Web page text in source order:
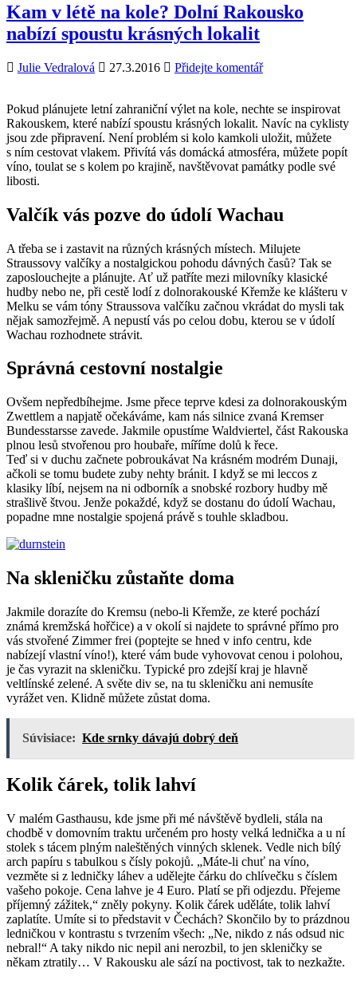
Kam v létě na kole? Dolní Rakousko
nabízí spoustu krásných lokalit
Julie Vedralová 27.3.2016 Přidejte komentář
Pokud plánujete letní zahraniční výlet na kole, nechte se inspirovat
Rakouskem, které nabízí spoustu krásných lokalit. Navíc na cyklisty
jsou zde připravení. Není problém si kolo kamkoli uložit, můžete
s ním cestovat vlakem. Přivítá vás domácká atmosféra, můžete popít
víno, toulat se s kolem po krajině, navštěvovat památky podle své
libosti.
Valčík vás pozve do údolí Wachau
A třeba se i zastavit na různých krásných místech. Milujete
Straussovy valčíky a nostalgickou pohodu dávných časů? Tak se
zaposlouchejte a plánujte. Ať už patříte mezi milovníky klasické
hudby nebo ne, při cestě lodí z dolnorakouské Křemže ke klášteru v
Melku se vám tóny Straussova valčíku začnou vkrádat do mysli tak
nějak samozřejmě. A nepustí vás po celou dobu, kterou se v údolí
Wachau rozhodnete strávit.
Správná cestovní nostalgie
Ovšem nepředbíhejme. Jsme přece teprve kdesi za dolnorakouským
Zwettlem a napjatě očekáváme, kam nás silnice zvaná Kremser
Bundesstarsse zavede. Jakmile opustíme Waldviertel, část Rakouska
plnou lesů stvořenou pro houbaře, míříme dolů k řece.
Teď si v duchu začnete pobroukávat Na krásném modrém Dunaji,
ačkoli se tomu budete zuby nehty bránit. I když se mi leccos z
klasiky líbí, nejsem na ni odborník a snobské rozbory hudby mě
strašlivě štvou. Jenže pokaždé, když se dostanu do údolí Wachau,
popadne mne nostalgie spojená právě s touhle skladbou.
Na skleničku zůstaňte doma
Jakmile dorazíte do Kremsu (nebo-li Křemže, ze které pochází
známá kremžská hořčice) a v okolí si najdete to správné přímo pro
vás stvořené Zimmer frei (poptejte se hned v info centru, kde
nabízejí vlastní víno!), které vám bude vyhovovat cenou i polohou,
je čas vyrazit na skleničku. Typické pro zdejší kraj je hlavně
veltlínské zelené. A světe div se, na tu skleničku ani nemusíte
vyrážet ven. Klidně můžete zůstat doma.
Súvisiace: Kde srnky dávajú dobrý deň
Kolik čárek, tolik lahví
V malém Gasthausu, kde jsme při mé návštěvě bydleli, stála na
chodbě v domovním traktu určeném pro hosty velká lednička a u ní
stolek s tácem plným naleštěných vinných sklenek. Vedle nich bílý
arch papíru s tabulkou s čísly pokojů. „Máte-li chuť na víno,
vezměte si z ledničky láhev a udělejte čárku do chlívečku s číslem
vašeho pokoje. Cena lahve je 4 Euro. Platí se při odjezdu. Přejeme
příjemný zážitek,“ zněly pokyny. Kolik čárek uděláte, tolik lahví
zaplatíte. Umíte si to představit v Čechách? Skončilo by to prázdnou
ledničkou v kontrastu s tvrzením všech: „Ne, nikdo z nás odsud nic
nebral!“ A taky nikdo nic nepil ani nerozbil, to jen skleničky se
někam ztratily… V Rakousku ale sází na poctivost, tak to nezkažte.